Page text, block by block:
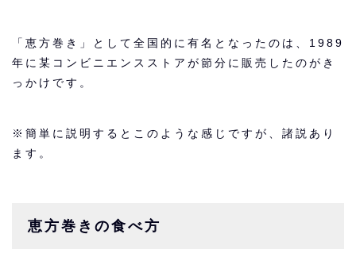
「恵方巻き」として全国的に有名となったのは、1989
年に某コンビニエンスストアが節分に販売したのがき
っかけです。
※簡単に説明するとこのような感じですが、諸説あり
ます。
恵方巻きの食べ方